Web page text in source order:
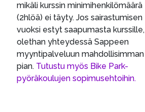
mikäli kurssin minimihenkilömäärä
(2hlöä) ei täyty. Jos sairastumisen
vuoksi estyt saapumasta kurssille,
olethan yhteydessä Sappeen
myyntipalveluun mahdollisimman
pian. Tutustu myös Bike Park-
pyöräkoulujen sopimusehtoihin.